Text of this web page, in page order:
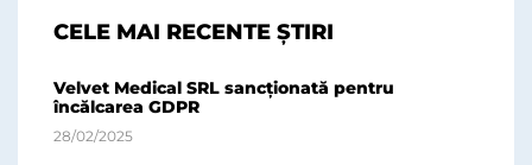
CELE MAI RECENTE ȘTIRI
Velvet Medical SRL sancționată pentru
încălcarea GDPR
28/02/2025